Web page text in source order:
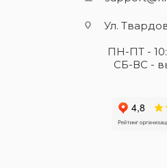
Ул.
ПН-ПТ -
СБ-ВС -